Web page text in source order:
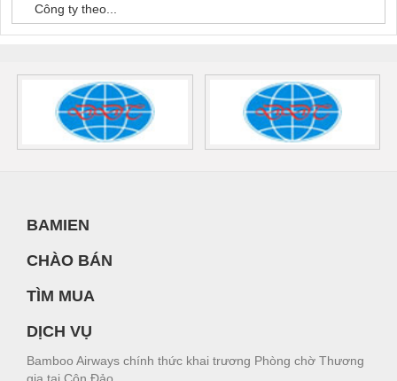
Công ty theo...
BAMIEN
CHÀO BÁN
TÌM MUA
DỊCH VỤ
Bamboo Airways chính thức khai trương Phòng chờ Thương
gia tại Côn Đảo